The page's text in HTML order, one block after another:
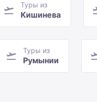
Туры из
Кишинева
Туры из
Румынии